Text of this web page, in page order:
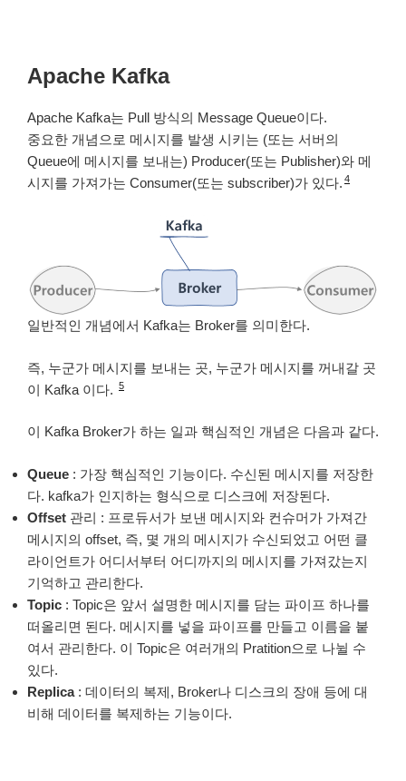
Apache Kafka
Apache Kafka는 Pull 방식의 Message Queue이다.
중요한 개념으로 메시지를 발생 시키는 (또는 서버의
Queue에 메시지를 보내는) Producer(또는 Publisher)와 메
시지를 가져가는 Consumer(또는 subscriber)가 있다. 4
일반적인 개념에서 Kafka는 Broker를 의미한다.
즉, 누군가 메시지를 보내는 곳, 누군가 메시지를 꺼내갈 곳
이 Kafka 이다. 5
이 Kafka Broker가 하는 일과 핵심적인 개념은 다음과 같다.
Queue : 가장 핵심적인 기능이다. 수신된 메시지를 저장한
다. kafka가 인지하는 형식으로 디스크에 저장된다.
Offset 관리 : 프로듀서가 보낸 메시지와 컨슈머가 가져간
메시지의 offset, 즉, 몇 개의 메시지가 수신되었고 어떤 클
라이언트가 어디서부터 어디까지의 메시지를 가져갔는지
기억하고 관리한다.
Topic : Topic은 앞서 설명한 메시지를 담는 파이프 하나를
떠올리면 된다. 메시지를 넣을 파이프를 만들고 이름을 붙
여서 관리한다. 이 Topic은 여러개의 Pratition으로 나뉠 수
있다.
Replica: 데이터의 복제, Broker나 디스크의 장애 등에 대
비해 데이터를 복제하는 기능이다.